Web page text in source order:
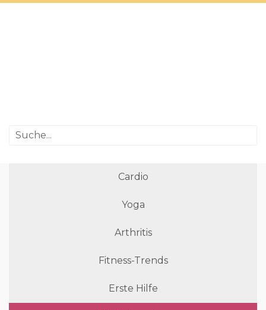
Cardio
Yoga
Arthritis
Fitness-Trends
Erste Hilfe